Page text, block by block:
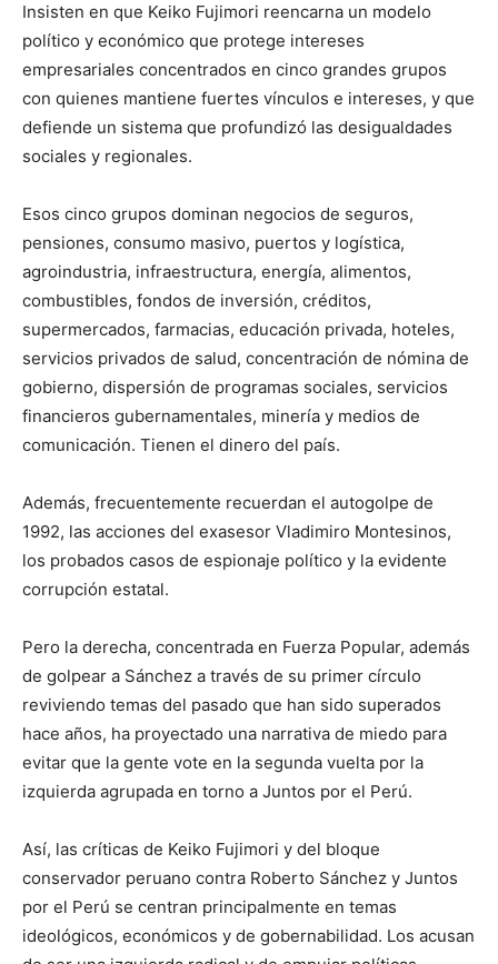
Insisten en que Keiko Fujimori reencarna un modelo
político y económico que protege intereses
empresariales concentrados en cinco grandes grupos
con quienes mantiene fuertes vínculos e intereses, y que
defiende un sistema que profundizó las desigualdades
sociales y regionales.
Esos cinco grupos dominan negocios de seguros,
pensiones, consumo masivo, puertos y logística,
agroindustria, infraestructura, energía, alimentos,
combustibles, fondos de inversión, créditos,
supermercados, farmacias, educación privada, hoteles,
servicios privados de salud, concentración de nómina de
gobierno, dispersión de programas sociales, servicios
financieros gubernamentales, minería y medios de
comunicación. Tienen el dinero del país.
Además, frecuentemente recuerdan el autogolpe de
1992, las acciones del exasesor Vladimiro Montesinos,
los probados casos de espionaje político y la evidente
corrupción estatal.
Pero la derecha, concentrada en Fuerza Popular, además
de golpear a Sánchez a través de su primer círculo
reviviendo temas del pasado que han sido superados
hace años, ha proyectado una narrativa de miedo para
evitar que la gente vote en la segunda vuelta por la
izquierda agrupada en torno a Juntos por el Perú.
Así, las críticas de Keiko Fujimori y del bloque
conservador peruano contra Roberto Sánchez y Juntos
por el Perú se centran principalmente en temas
ideológicos, económicos y de gobernabilidad. Los acusan